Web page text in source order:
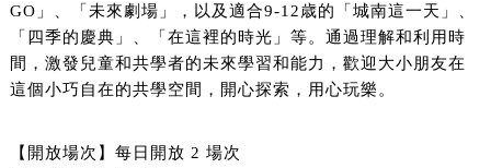
GO」、「未來劇場」，以及適合9-12歳的「城南這一天」、
「四季的慶典」、「在這裡的時光」等。通過理解和利用時
間，激發兒童和共學者的未來學習和能力，歡迎大小朋友在
這個小巧自在的共學空間，開心探索，用心玩樂。
【開放場次】每日開放 2 場次